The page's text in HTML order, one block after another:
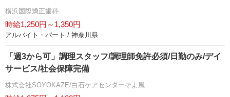
横浜国際矯正歯科
時給1,250円～1,350円
アルバイト・パート / 神奈川県
「週3から可」調理スタッフ/調理師免許必須/日勤のみ/デイ
サービス/社会保障完備
株式会社SOYOKAZE/白石ケアセンターそよ風